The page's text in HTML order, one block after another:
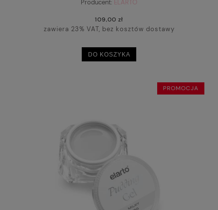
Producent: ELARTO
109,00 zł
zawiera 23% VAT, bez kosztów dostawy
DO KOSZYKA
PROMOCJA